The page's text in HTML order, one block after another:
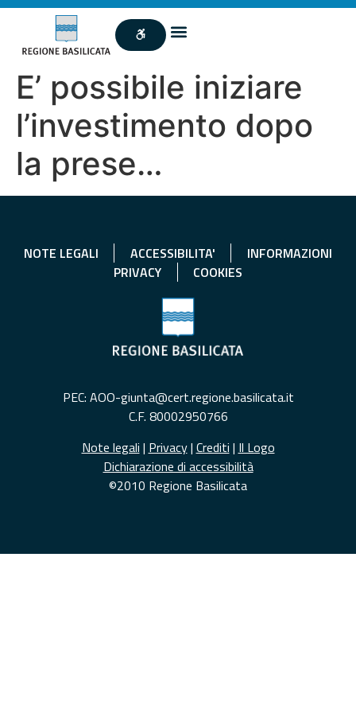
E’ possibile iniziare
l’investimento dopo
la prese…
NOTE LEGALI ACCESSIBILITA'
INFORMAZIONI
PRIVACY
COOKIES
PEC: AOO-giunta@cert.regione.basilicata.it
C.F. 80002950766
Note legali | Privacy| Crediti | Il Logo
Dichiarazione di accessibilità
©2010 Regione Basilicata